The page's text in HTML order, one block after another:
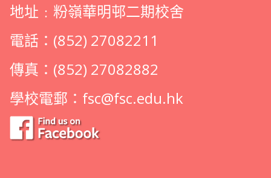
地址﹕粉嶺華明邨二期校舍
電話：(852) 27082211
傳真：(852) 27082882
學校電郵： fsc@fsc.edu.hk